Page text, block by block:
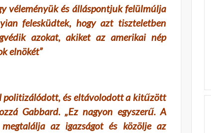
véleményük és álláspontjuk felülmúlja
felesküdtek, hogy azt tiszteletben
azokat, akiket az amerikai nép
elnökét”
politizálódott, és eltávolodott a kitűzött
Gabbard. „Ez nagyon egyszerű. A
az igazságot és közölje az